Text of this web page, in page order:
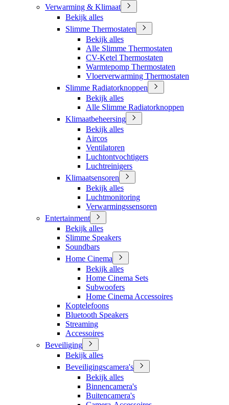
Verwarming & Klimaat
Bekijk alles
Slimme Thermostaten
Bekijk alles
Alle Slimme Thermostaten
CV-Ketel Thermostaten
Warmtepomp Thermostaten
Vloerverwarming Thermostaten
Slimme Radiatorknoppen
Bekijk alles
Alle Slimme Radiatorknoppen
Klimaatbeheersing
Bekijk alles
Aircos
Ventilatoren
Luchtontvochtigers
Luchtreinigers
Klimaatsensoren
Bekijk alles
Luchtmonitoring
Verwarmingssensoren
Entertainment
Bekijk alles
Slimme Speakers
Soundbars
Home Cinema
Bekijk alles
Home Cinema Sets
Subwoofers
Home Cinema Accessoires
Koptelefoons
Bluetooth Speakers
Streaming
Accessoires
Beveiliging
Bekijk alles
Beveiligingscamera's
Bekijk alles
Binnencamera's
Buitencamera's